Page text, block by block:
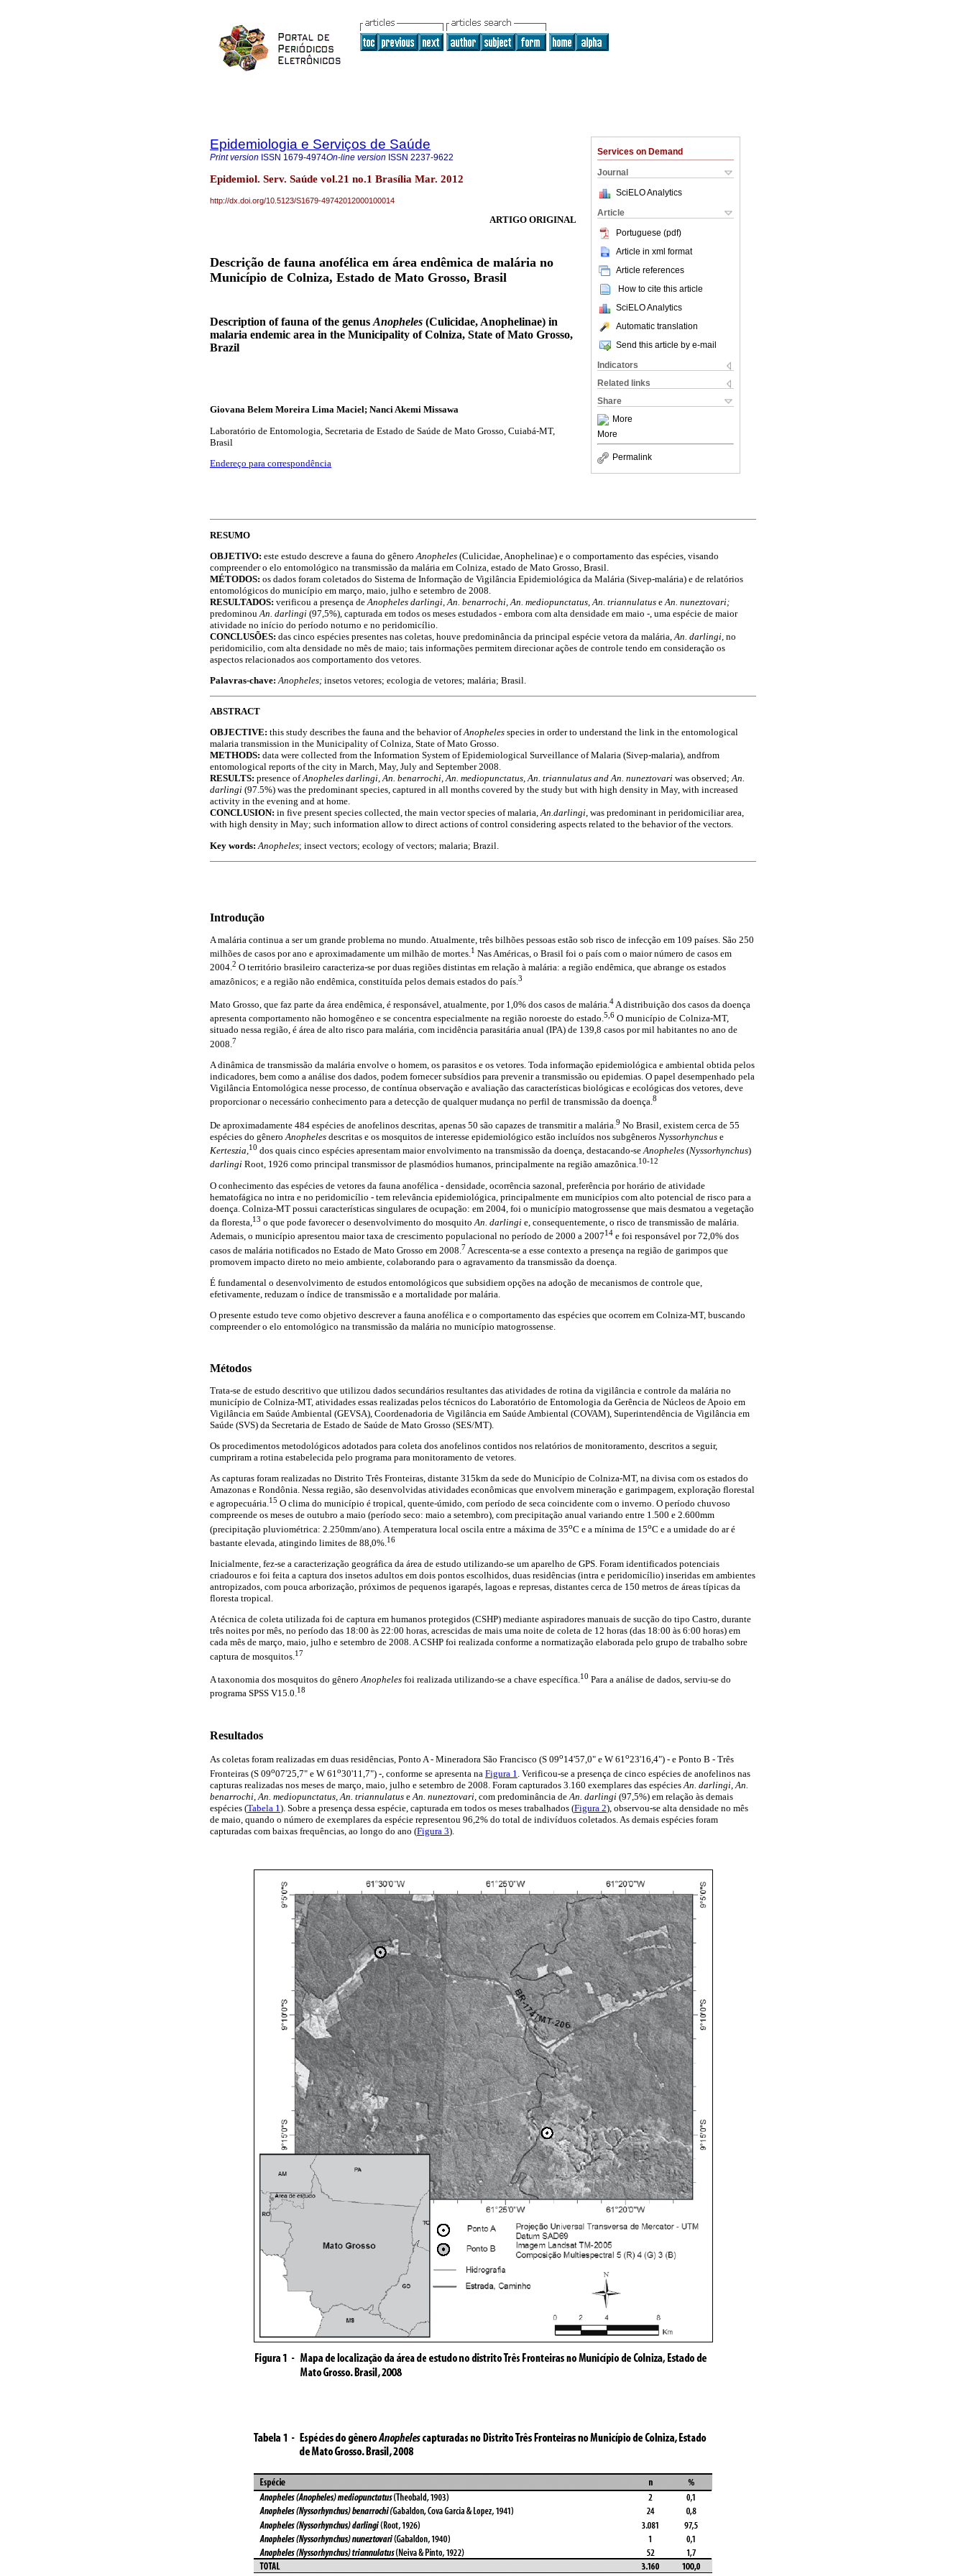
Services on Demand
Journal
SciELO Analytics
Article
Portuguese (pdf)
Article in xml format
Article references
How to cite this article
SciELO Analytics
Automatic translation
Send this article by e-mail
Indicators
Related links
Share
More
More
Permalink
Epidemiologia e Serviços de Saúde
Print version ISSN 1679-4974On-line version ISSN 2237-9622
Epidemiol. Serv. Saúde vol.21 no.1 Brasília Mar. 2012
http://dx.doi.org/10.5123/S1679-49742012000100014
ARTIGO ORIGINAL
Descrição de fauna anofélica em área endêmica de malária no
Município de Colniza, Estado de Mato Grosso, Brasil
Description of fauna of the genus Anopheles (Culicidae, Anophelinae) in
malaria endemic area in the Municipality of Colniza, State of Mato Grosso,
Brazil
Giovana Belem Moreira Lima Maciel; Nanci Akemi Missawa
Laboratório de Entomologia, Secretaria de Estado de Saúde de Mato Grosso, Cuiabá-MT,
Brasil
Endereço para correspondência
RESUMO
OBJETIVO: este estudo descreve a fauna do gênero Anopheles (Culicidae, Anophelinae) e o comportamento das espécies, visando
compreender o elo entomológico na transmissão da malária em Colniza, estado de Mato Grosso, Brasil.
MÉTODOS: os dados foram coletados do Sistema de Informação de Vigilância Epidemiológica da Malária (Sivep-malária) e de relatórios
entomológicos do município em março, maio, julho e setembro de 2008.
RESULTADOS: verificou a presença de Anopheles darlingi, An. benarrochi, An. mediopunctatus, An. triannulatus e An. nuneztovari;
predominou An. darlingi (97,5%), capturada em todos os meses estudados - embora com alta densidade em maio -, uma espécie de maior
atividade no início do período noturno e no peridomicílio.
CONCLUSÕES: das cinco espécies presentes nas coletas, houve predominância da principal espécie vetora da malária, An. darlingi, no
peridomicilio, com alta densidade no mês de maio; tais informações permitem direcionar ações de controle tendo em consideração os
aspectos relacionados aos comportamento dos vetores.
Palavras-chave: Anopheles; insetos vetores; ecologia de vetores; malária; Brasil.
ABSTRACT
OBJECTIVE: this study describes the fauna and the behavior ofAnopheles species in order to understand the link in the entomological
malaria transmission in the Municipality of Colniza, State of Mato Grosso.
METHODS: data were collected from the Information System of Epidemiological Surveillance of Malaria (Sivep-malaria), andfrom
entomological reports of the city in March, May, July and September 2008.
RESULTS: presence ofAnopheles darlingi, An. benarrochi, An. mediopunctatus, An. triannulatus and An. nuneztovari was observed;An.
darlingi (97.5%) was the predominant species, captured in all months covered by the study but with high density in May, with increased
activity in the evening and at home.
CONCLUSION: in five present species collected, the main vector species of malaria,An.darlingi, was predominant in peridomiciliar area,
with high density in May; such information allow to direct actions of control considering aspects related to the behavior of the vectors.
Key words: Anopheles; insect vectors; ecology of vectors; malaria; Brazil.
Introdução
A malária continua a ser um grande problema no mundo. Atualmente, três bilhões pessoas estão sob risco de infecção em 109 países. São 250
milhões de casos por ano e aproximadamente um milhão de mortes. 1 Nas Américas, o Brasil foi o país com o maior número de casos em
2004.2 O território brasileiro caracteriza-se por duas regiões distintas em relação à malária: a região endêmica, que abrange os estados
amazônicos; e a região não endêmica, constituída pelos demais estados do país. 3
Mato Grosso, que faz parte da área endêmica, é responsável, atualmente, por 1,0% dos casos de malária.4A distribuição dos casos da doença
apresenta comportamento não homogêneo e se concentra especialmente na região noroeste do estado.5,6 O município de Colniza-MT,
situado nessa região, é área de alto risco para malária, com incidência parasitária anual (IPA) de 139,8 casos por mil habitantes no ano de
2008. 7
A dinâmica de transmissão da malária envolve o homem, os parasitos e os vetores. Toda informação epidemiológica e ambiental obtida pelos
indicadores, bem como a análise dos dados, podem fornecer subsídios para prevenir a transmissão ou epidemias. O papel desempenhado pela
Vigilância Entomológica nesse processo, de contínua observação e avaliação das características biológicas e ecológicas dos vetores, deve
proporcionar o necessário conhecimento para a detecção de qualquer mudança no perfil de transmissão da doença.8
De aproximadamente 484 espécies de anofelinos descritas, apenas 50 são capazes de transmitir a malária. 9 No Brasil, existem cerca de 55
espécies do gênero Anopheles descritas e os mosquitos de interesse epidemiológico estão incluídos nos subgêneros Nyssorhynchus e
Kerteszia,10 dos quais cinco espécies apresentam maior envolvimento na transmissão da doença, destacando-seAnopheles (Nyssorhynchus)
darlingi Root, 1926 como principal transmissor de plasmódios humanos, principalmente na região amazônica.10-12
O conhecimento das espécies de vetores da fauna anofélica - densidade, ocorrência sazonal, preferência por horário de atividade
hematofágica no intra e no peridomicílio - tem relevância epidemiológica, principalmente em municípios com alto potencial de risco para a
doença. Colniza-MT possui características singulares de ocupação: em 2004, foi o município matogrossense que mais desmatou a vegetação
da floresta, 13 o que pode favorecer o desenvolvimento do mosquito An. darlingi e, consequentemente, o risco de transmissão de malária.
Ademais, o município apresentou maior taxa de crescimento populacional no período de 2000 a 200714 e foi responsável por 72,0% dos
casos de malária notificados no Estado de Mato Grosso em 2008. 7 Acrescenta-se a esse contexto a presença na região de garimpos que
promovem impacto direto no meio ambiente, colaborando para o agravamento da transmissão da doença.
É fundamental o desenvolvimento de estudos entomológicos que subsidiem opções na adoção de mecanismos de controle que,
efetivamente, reduzam o índice de transmissão e a mortalidade por malária.
O presente estudo teve como objetivo descrever a fauna anofélica e o comportamento das espécies que ocorrem em Colniza-MT, buscando
compreender o elo entomológico na transmissão da malária no município matogrossense.
Métodos
Trata-se de estudo descritivo que utilizou dados secundários resultantes das atividades de rotina da vigilância e controle da malária no
município de Colniza-MT, atividades essas realizadas pelos técnicos do Laboratório de Entomologia da Gerência de Núcleos de Apoio em
Vigilância em Saúde Ambiental (GEVSA), Coordenadoria de Vigilância em Saúde Ambiental (COVAM), Superintendência de Vigilância em
Saúde (SVS) da Secretaria de Estado de Saúde de Mato Grosso (SES/MT).
Os procedimentos metodológicos adotados para coleta dos anofelinos contidos nos relatórios de monitoramento, descritos a seguir,
cumpriram a rotina estabelecida pelo programa para monitoramento de vetores.
As capturas foram realizadas no Distrito Três Fronteiras, distante 315km da sede do Município de Colniza-MT, na divisa com os estados do
Amazonas e Rondônia. Nessa região, são desenvolvidas atividades econômicas que envolvem mineração e garimpagem, exploração florestal
e agropecuária.15 O clima do município é tropical, quente-úmido, com período de seca coincidente com o inverno. O período chuvoso
compreende os meses de outubro a maio (período seco: maio a setembro), com precipitação anual variando entre 1.500 e 2.600mm
(precipitação pluviométrica: 2.250mm/ano). A temperatura local oscila entre a máxima de 35oC e a mínima de 15oC e a umidade do ar é
bastante elevada, atingindo limites de 88,0%. 16
Inicialmente, fez-se a caracterização geográfica da área de estudo utilizando-se um aparelho de GPS. Foram identificados potenciais
criadouros e foi feita a captura dos insetos adultos em dois pontos escolhidos, duas residências (intra e peridomicílio) inseridas em ambientes
antropizados, com pouca arborização, próximos de pequenos igarapés, lagoas e represas, distantes cerca de 150 metros de áreas típicas da
floresta tropical.
A técnica de coleta utilizada foi de captura em humanos protegidos (CSHP) mediante aspiradores manuais de sucção do tipo Castro, durante
três noites por mês, no período das 18:00 às 22:00 horas, acrescidas de mais uma noite de coleta de 12 horas (das 18:00 às 6:00 horas) em
cada mês de março, maio, julho e setembro de 2008. A CSHP foi realizada conforme a normatização elaborada pelo grupo de trabalho sobre
captura de mosquitos. 17
A taxonomia dos mosquitos do gêneroAnopheles foi realizada utilizando-se a chave específica.10 Para a análise de dados, serviu-se do
programa SPSS V15.0.18
Resultados
As coletas foram realizadas em duas residências, Ponto A - Mineradora São Francisco (S 09o14'57,0" e W 61o23'16,4") - e Ponto B - Três
Fronteiras (S 09o07'25,7" e W 61 o30'11,7") -, conforme se apresenta na Figura 1 . Verificou-se a presença de cinco espécies de anofelinos nas
capturas realizadas nos meses de março, maio, julho e setembro de 2008. Foram capturados 3.160 exemplares das espécies An. darlingi, An.
benarrochi, An. mediopunctatus, An. triannulatus e An. nuneztovari, com predominância de An. darlingi (97,5%) em relação às demais
espécies (Tabela 1 ). Sobre a presença dessa espécie, capturada em todos os meses trabalhados (Figura 2), observou-se alta densidade no mês
de maio, quando o número de exemplares da espécie representou 96,2% do total de indivíduos coletados. As demais espécies foram
capturadas com baixas frequências, ao longo do ano (Figura 3).